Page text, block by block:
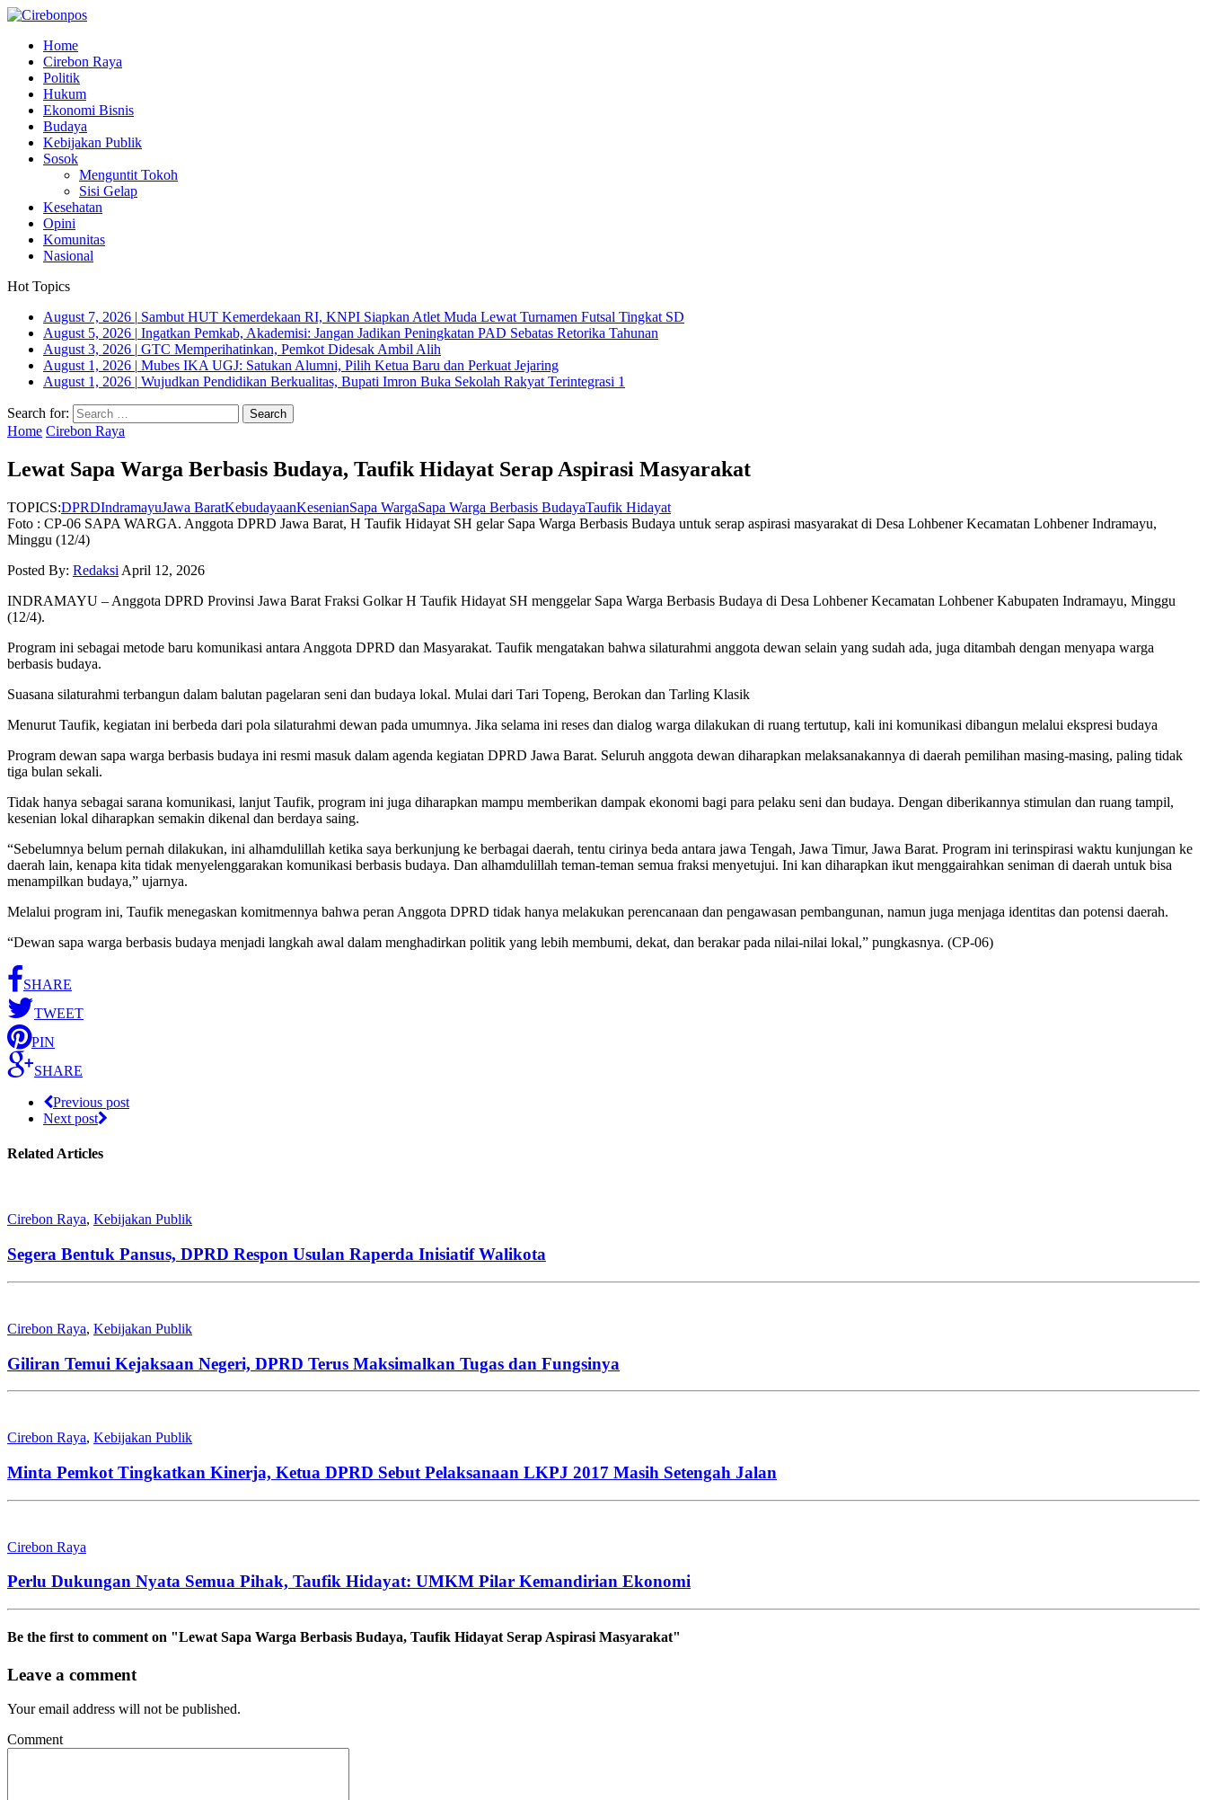
Home
Cirebon Raya
Politik
Hukum
Ekonomi Bisnis
Budaya
Kebijakan Publik
Sosok
Menguntit Tokoh
Sisi Gelap
Kesehatan
Opini
Komunitas
Nasional
Hot Topics
August 7, 2026 | Sambut HUT Kemerdekaan RI, KNPI Siapkan Atlet Muda Lewat Turnamen Futsal Tingkat SD
August 5, 2026 | Ingatkan Pemkab, Akademisi: Jangan Jadikan Peningkatan PAD Sebatas Retorika Tahunan
August 3, 2026 | GTC Memperihatinkan, Pemkot Didesak Ambil Alih
August 1, 2026 | Mubes IKA UGJ: Satukan Alumni, Pilih Ketua Baru dan Perkuat Jejaring
August 1, 2026 | Wujudkan Pendidikan Berkualitas, Bupati Imron Buka Sekolah Rakyat Terintegrasi 1
Search for:
Home Cirebon Raya
Lewat Sapa Warga Berbasis Budaya, Taufik Hidayat Serap Aspirasi Masyarakat
TOPICS:DPRDIndramayuJawa BaratKebudayaanKesenianSapa WargaSapa Warga Berbasis BudayaTaufik Hidayat
Foto : CP-06 SAPA WARGA. Anggota DPRD Jawa Barat, H Taufik Hidayat SH gelar Sapa Warga Berbasis Budaya untuk serap aspirasi masyarakat di Desa Lohbener Kecamatan Lohbener Indramayu,
Minggu (12/4)
Posted By: Redaksi April 12, 2026
INDRAMAYU – Anggota DPRD Provinsi Jawa Barat Fraksi Golkar H Taufik Hidayat SH menggelar Sapa Warga Berbasis Budaya di Desa Lohbener Kecamatan Lohbener Kabupaten Indramayu, Minggu
(12/4).
Program ini sebagai metode baru komunikasi antara Anggota DPRD dan Masyarakat. Taufik mengatakan bahwa silaturahmi anggota dewan selain yang sudah ada, juga ditambah dengan menyapa warga
berbasis budaya.
Suasana silaturahmi terbangun dalam balutan pagelaran seni dan budaya lokal. Mulai dari Tari Topeng, Berokan dan Tarling Klasik
Menurut Taufik, kegiatan ini berbeda dari pola silaturahmi dewan pada umumnya. Jika selama ini reses dan dialog warga dilakukan di ruang tertutup, kali ini komunikasi dibangun melalui ekspresi budaya
Program dewan sapa warga berbasis budaya ini resmi masuk dalam agenda kegiatan DPRD Jawa Barat. Seluruh anggota dewan diharapkan melaksanakannya di daerah pemilihan masing-masing, paling tidak
tiga bulan sekali.
Tidak hanya sebagai sarana komunikasi, lanjut Taufik, program ini juga diharapkan mampu memberikan dampak ekonomi bagi para pelaku seni dan budaya. Dengan diberikannya stimulan dan ruang tampil,
kesenian lokal diharapkan semakin dikenal dan berdaya saing.
“Sebelumnya belum pernah dilakukan, ini alhamdulillah ketika saya berkunjung ke berbagai daerah, tentu cirinya beda antara jawa Tengah, Jawa Timur, Jawa Barat. Program ini terinspirasi waktu kunjungan ke
daerah lain, kenapa kita tidak menyelenggarakan komunikasi berbasis budaya. Dan alhamdulillah teman-teman semua fraksi menyetujui. Ini kan diharapkan ikut menggairahkan seniman di daerah untuk bisa
menampilkan budaya,” ujarnya.
Melalui program ini, Taufik menegaskan komitmennya bahwa peran Anggota DPRD tidak hanya melakukan perencanaan dan pengawasan pembangunan, namun juga menjaga identitas dan potensi daerah.
“Dewan sapa warga berbasis budaya menjadi langkah awal dalam menghadirkan politik yang lebih membumi, dekat, dan berakar pada nilai-nilai lokal,” pungkasnya. (CP-06)
SHARE
TWEET
PIN
SHARE
Previous post
Next post
Related Articles
Cirebon Raya, Kebijakan Publik
Segera Bentuk Pansus, DPRD Respon Usulan Raperda Inisiatif Walikota
Cirebon Raya, Kebijakan Publik
Giliran Temui Kejaksaan Negeri, DPRD Terus Maksimalkan Tugas dan Fungsinya
Cirebon Raya, Kebijakan Publik
Minta Pemkot Tingkatkan Kinerja, Ketua DPRD Sebut Pelaksanaan LKPJ 2017 Masih Setengah Jalan
Cirebon Raya
Perlu Dukungan Nyata Semua Pihak, Taufik Hidayat: UMKM Pilar Kemandirian Ekonomi
Be the first to comment on "Lewat Sapa Warga Berbasis Budaya, Taufik Hidayat Serap Aspirasi Masyarakat"
Leave a comment
Your email address will not be published.
Comment